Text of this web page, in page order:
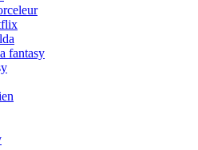
fantasy